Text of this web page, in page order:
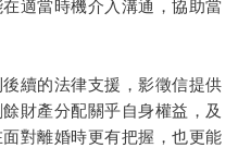
續的法律支援，影徵信提供
財產分配關乎自身權益，及
對離婚時更有把握，也更能